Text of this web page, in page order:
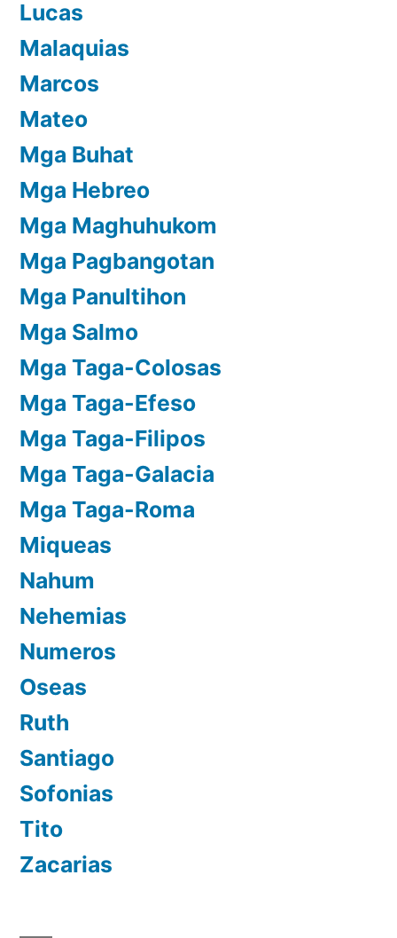
Lucas
Malaquias
Marcos
Mateo
Mga Buhat
Mga Hebreo
Mga Maghuhukom
Mga Pagbangotan
Mga Panultihon
Mga Salmo
Mga Taga-Colosas
Mga Taga-Efeso
Mga Taga-Filipos
Mga Taga-Galacia
Mga Taga-Roma
Miqueas
Nahum
Nehemias
Numeros
Oseas
Ruth
Santiago
Sofonias
Tito
Zacarias